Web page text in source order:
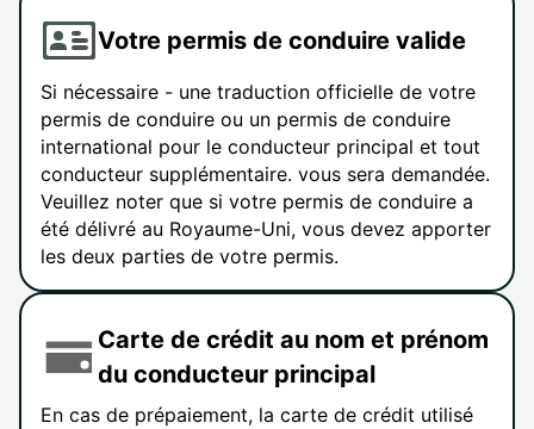
Votre permis de conduire valide
Si nécessaire - une traduction officielle de votre
permis de conduire ou un permis de conduire
international pour le conducteur principal et tout
conducteur supplémentaire. vous sera demandée.
Veuillez noter que si votre permis de conduire a
été délivré au Royaume-Uni, vous devez apporter
les deux parties de votre permis.
Carte de crédit au nom et prénom
du conducteur principal
En cas de prépaiement, la carte de crédit utilisé